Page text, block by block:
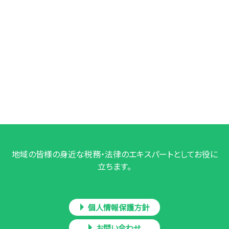
地域の皆様の身近な税務・法律のエキスパートとしてお役に
立ちます。
個人情報保護方針